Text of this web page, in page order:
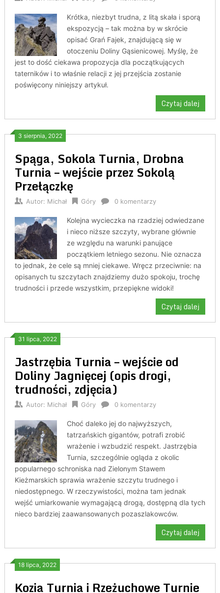
Krótka, niezbyt trudna, z litą skała i sporą
ekspozycją – tak można by w skrócie
opisać Grań Fajek, znajdującą się w
otoczeniu Doliny Gąsienicowej. Myślę, że
jest to dość ciekawa propozycja dla początkujących
taterników i to właśnie relacji z jej przejścia zostanie
poświęcony niniejszy artykuł.
Czytaj dalej
3 sierpnia, 2022
Spąga, Sokola Turnia, Drobna
Turnia – wejście przez Sokolą
Przełączkę
Autor: Michał Góry 0 komentarzy
Kolejna wycieczka na rzadziej odwiedzane
i nieco niższe szczyty, wybrane głównie
ze względu na warunki panujące
początkiem letniego sezonu. Nie oznacza
to jednak, że cele są mniej ciekawe. Wręcz przeciwnie: na
opisanych tu szczytach znajdziemy dużo spokoju, trochę
trudności i przede wszystkim, przepiękne widoki!
Czytaj dalej
31 lipca, 2022
Jastrzębia Turnia – wejście od
Doliny Jagnięcej (opis drogi,
trudności, zdjęcia)
Autor: Michał Góry 0 komentarzy
Choć daleko jej do najwyższych,
tatrzańskich gigantów, potrafi zrobić
wrażenie i wzbudzić respekt. Jastrzębia
Turnia, szczególnie ogląda z okolic
popularnego schroniska nad Zielonym Stawem
Kieżmarskich sprawia wrażenie szczytu trudnego i
niedostępnego. W rzeczywistości, można tam jednak
wejść umiarkowanie wymagającą drogą, dostępną dla tych
nieco bardziej zaawansowanych pozaszlakowców.
Czytaj dalej
18 lipca, 2022
Kozia Turnia i Rzeżuchowe Turnie